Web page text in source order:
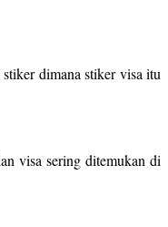
dimana stiker visa itu
visa sering ditemukan di